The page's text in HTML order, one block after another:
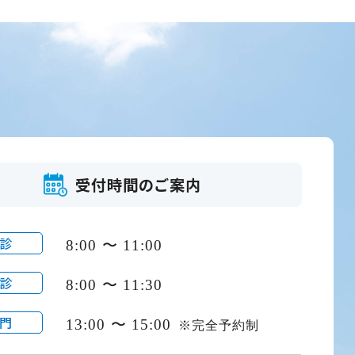
受付時間のご案内
8:00 〜 11:00
8:00 〜 11:30
13:00 〜 15:00 ※完全予約制